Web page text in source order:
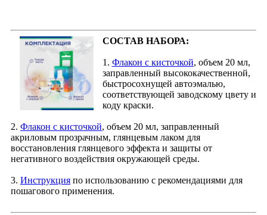
СОСТАВ НАБОРА:
1. Флакон с кисточкой, объем 20 мл,
заправленный высококачественной,
быстросохнущей автоэмалью,
соответствующей заводскому цвету и
коду краски.
2. Флакон с кисточкой, объем 20 мл, заправленный
акриловым прозрачным, глянцевым лаком для
восстановления глянцевого эффекта и защиты от
негативного воздействия окружающей среды.
3. Инструкция по использованию с рекомендациями для
пошагового применения.